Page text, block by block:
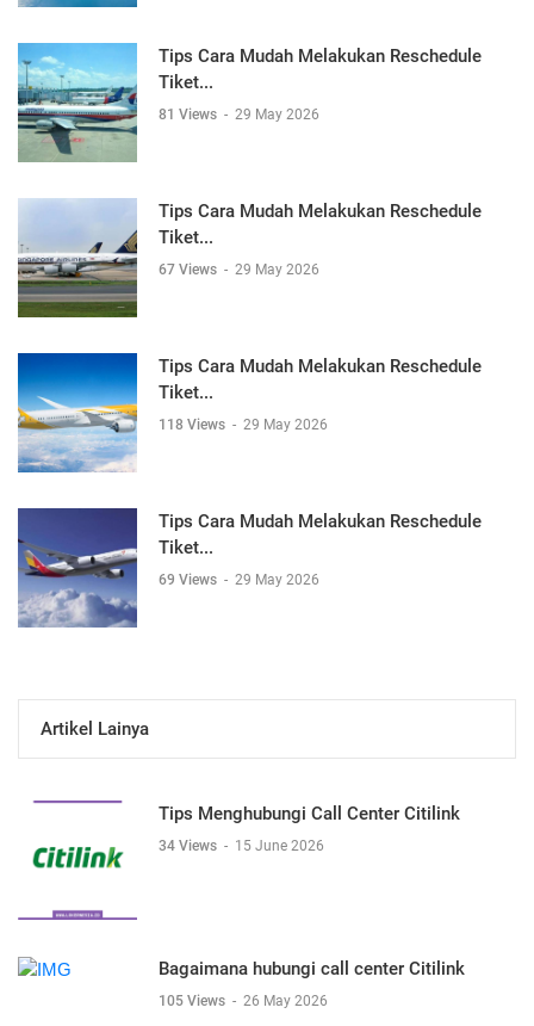
Tips Cara Mudah Melakukan Reschedule
Tiket...
81 Views - 29 May 2026
Tips Cara Mudah Melakukan Reschedule
Tiket...
67 Views - 29 May 2026
Tips Cara Mudah Melakukan Reschedule
Tiket...
118 Views - 29 May 2026
Tips Cara Mudah Melakukan Reschedule
Tiket...
69 Views - 29 May 2026
Artikel Lainya
Tips Menghubungi Call Center Citilink
34 Views - 15 June 2026
Bagaimana hubungi call center Citilink
105 Views - 26 May 2026